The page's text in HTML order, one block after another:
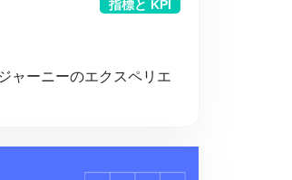
指標と KPI
ャーニーのエクスペリエ